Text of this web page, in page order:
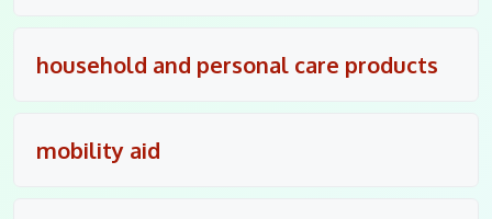
household and personal care products
mobility aid